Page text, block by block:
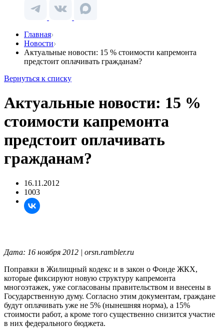
Главная
Новости
Актуальные новости: 15 % стоимости капремонта
предстоит оплачивать гражданам?
Вернуться к списку
Актуальные новости: 15 %
стоимости капремонта
предстоит оплачивать
гражданам?
16.11.2012
1003
Дата: 16 ноября 2012 | orsn.rambler.ru
Поправки в Жилищный кодекс и в закон о Фонде ЖКХ,
которые фиксируют новую структуру капремонта
многоэтажек, уже согласованы правительством и внесены в
Государственную думу. Согласно этим документам, граждане
будут оплачивать уже не 5% (нынешняя норма), а 15%
стоимости работ, а кроме того существенно снизится участие
в них федерального бюджета.